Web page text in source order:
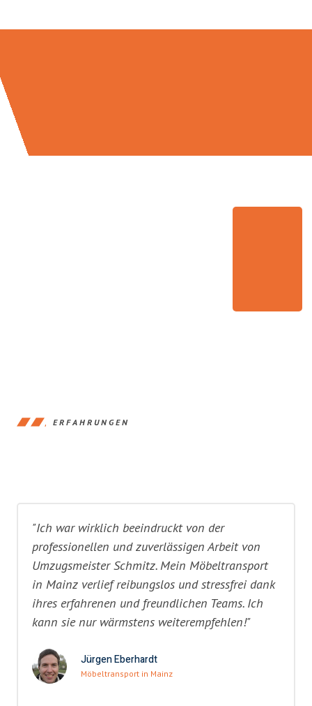
ERFAHRUNGEN
"Ich war wirklich beeindruckt von der
professionellen und zuverlässigen Arbeit von
Umzugsmeister Schmitz. Mein Möbeltransport
in Mainz verlief reibungslos und stressfrei dank
ihres erfahrenen und freundlichen Teams. Ich
kann sie nur wärmstens weiterempfehlen!"
Jürgen Eberhardt
Möbeltransport in Mainz